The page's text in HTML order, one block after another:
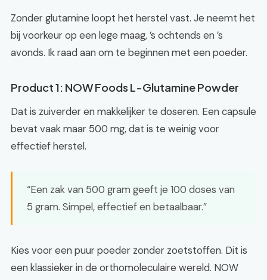
Zonder glutamine loopt het herstel vast. Je neemt het
bij voorkeur op een lege maag, ’s ochtends en ’s
avonds. Ik raad aan om te beginnen met een poeder.
Product 1: NOW Foods L-Glutamine Powder
Dat is zuiverder en makkelijker te doseren. Een capsule
bevat vaak maar 500 mg, dat is te weinig voor
effectief herstel.
“Een zak van 500 gram geeft je 100 doses van
5 gram. Simpel, effectief en betaalbaar.”
Kies voor een puur poeder zonder zoetstoffen. Dit is
een klassieker in de orthomoleculaire wereld. NOW